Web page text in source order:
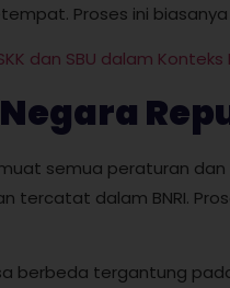
Proses ini
dan SBU dalam Konteks
semua peraturan
tercatat dalam BNRI.
berbeda tergantung